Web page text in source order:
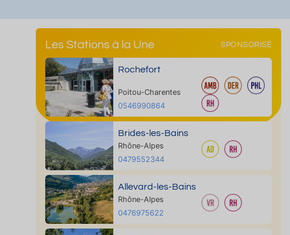
Les Stations à la Une SPONSORISÉ
Rochefort
Poitou-Charentes
0546990864
Brides-les-Bains
Rhône-Alpes
0479552344
Allevard-les-Bains
Rhône-Alpes
0476975622